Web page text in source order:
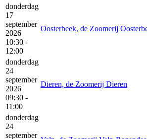
donderdag
17
september
2026
10:30 -
12:00
Oosterbeek, de Zoomerij
donderdag
24
september
2026
09:30 -
11:00
Dieren, de Zoomerij Dieren
donderdag
24
september